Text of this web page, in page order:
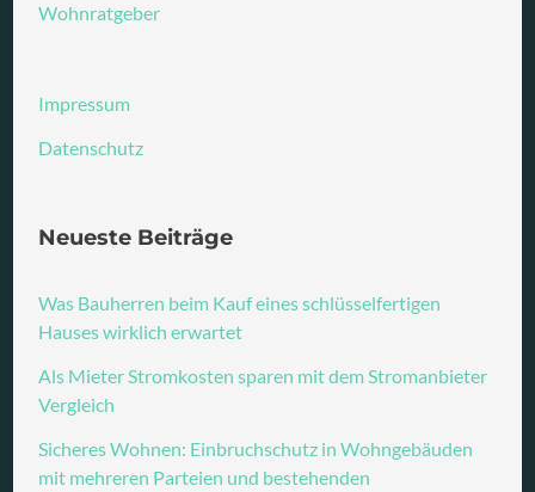
Wohnratgeber
Impressum
Datenschutz
Neueste Beiträge
Was Bauherren beim Kauf eines schlüsselfertigen
Hauses wirklich erwartet
Als Mieter Stromkosten sparen mit dem Stromanbieter
Vergleich
Sicheres Wohnen: Einbruchschutz in Wohngebäuden
mit mehreren Parteien und bestehenden